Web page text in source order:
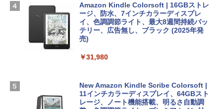
igence、13.6インチLiquid Retinaディ
スプレイ、16GBユニファイドメモリ、1
TB SSDストレージ、12MPセンターフレ
ームカメラ、日本語キーボード、Touch I
D - シルバー
￥261,414
【Amazon.co.jp限定】ASUS ノートパソ
コン Vivobook 15 M1502NAQ 15.6イン
チ AMD Ryzen 7 170 メモリ16GB SSD 5
ows11、10/mac対応|PC2台
￥39,582
【限定バーチャルアイテムを含む】 【オ
￥14,500
￥480
FM TOWNS ハイパー・カタログ: 本体ハ
ェクトリストと最新エミュレータ紹介
Amazon Kindle Colorsoft | 16GBストレ
ージ、防水、7インチカラーディスプレ
イ、色調調節ライト、最大8週間持続バッ
テリー、広告無し、ブラック (2025年発
売)
￥31,980
New Amazon Kindle Scribe Colorsoft |
11インチカラーディスプレイ、64GBスト
レージ、ノート機能搭載、明るさ自動調